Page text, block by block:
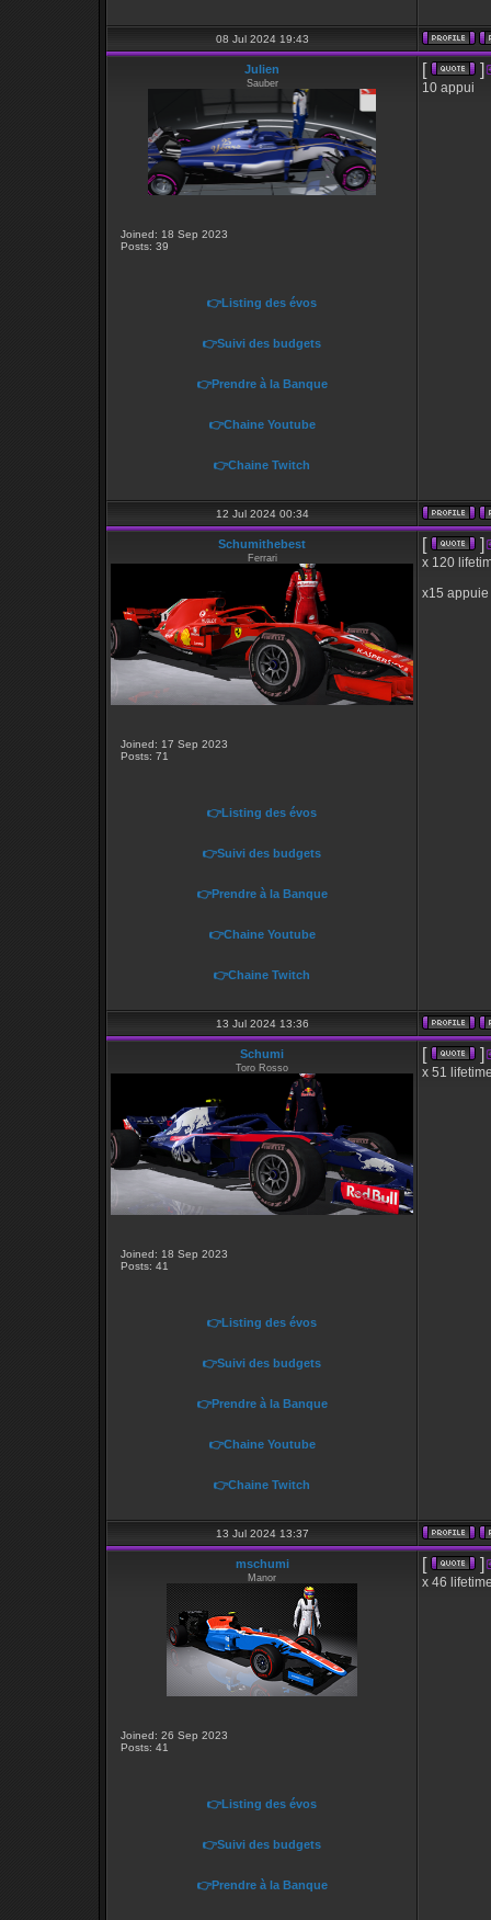
08 Jul 2024 19:43
Julien
Sauber
Joined: 18 Sep 2023
Posts: 39
👉Listing des évos
👉Suivi des budgets
👉Prendre à la Banque
👉Chaine Youtube
👉Chaine Twitch
[ ]
10 appui
12 Jul 2024 00:34
Schumithebest
Ferrari
Joined: 17 Sep 2023
Posts: 71
👉Listing des évos
👉Suivi des budgets
👉Prendre à la Banque
👉Chaine Youtube
👉Chaine Twitch
[ ]
x 120
x15
13 Jul 2024 13:36
Schumi
Toro Rosso
Joined: 18 Sep 2023
Posts: 41
👉Listing des évos
👉Suivi des budgets
👉Prendre à la Banque
👉Chaine Youtube
👉Chaine Twitch
[ ]
x 51
13 Jul 2024 13:37
mschumi
Manor
Joined: 26 Sep 2023
Posts: 41
👉Listing des évos
👉Suivi des budgets
👉Prendre à la Banque
[ ]
x 46